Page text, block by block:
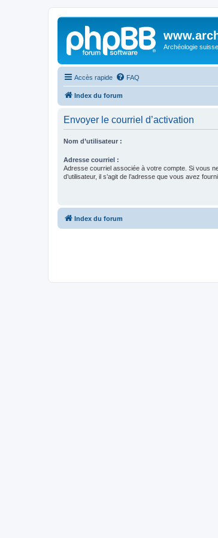
Archéologie
Accès rapide FAQ
Index du forum
Envoyer le courriel d’activation
Nom d’utilisateur :
Adresse courriel :
Adresse courriel associée à votre compte. Si vous
d’utilisateur, il s’agit de l’adresse que vous avez
Index du forum